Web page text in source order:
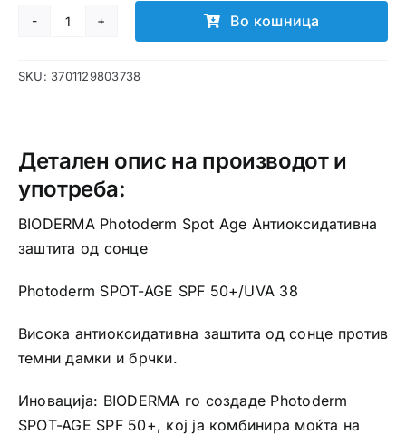
BIODERMA
Spot
заштита
сонце
количина
Во кошница
SKU: 3701129803738
Детален опис на производот и
употреба:
BIODERMA Photoderm Spot Age Антиоксидативна
заштита од сонце
Photoderm SPOT-AGE SPF 50+/UVA 38
Висока антиоксидативна заштита од сонце против
темни дамки и брчки.
Иновација: BIODERMA го создаде Photoderm
SPOT-AGE SPF 50+, кој ја комбинира моќта на